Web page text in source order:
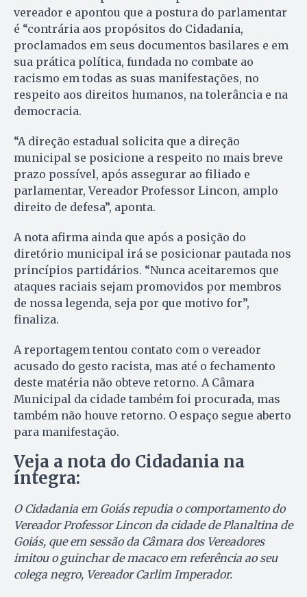
vereador e apontou que a postura do parlamentar
é “contrária aos propósitos do Cidadania,
proclamados em seus documentos basilares e em
sua prática política, fundada no combate ao
racismo em todas as suas manifestações, no
respeito aos direitos humanos, na tolerância e na
democracia.
“A direção estadual solicita que a direção
municipal se posicione a respeito no mais breve
prazo possível, após assegurar ao filiado e
parlamentar, Vereador Professor Lincon, amplo
direito de defesa”, aponta.
A nota afirma ainda que após a posição do
diretório municipal irá se posicionar pautada nos
princípios partidários. “Nunca aceitaremos que
ataques raciais sejam promovidos por membros
de nossa legenda, seja por que motivo for”,
finaliza.
A reportagem tentou contato com o vereador
acusado do gesto racista, mas até o fechamento
deste matéria não obteve retorno. A Câmara
Municipal da cidade também foi procurada, mas
também não houve retorno. O espaço segue aberto
para manifestação.
Veja a nota do Cidadania na
íntegra:
O Cidadania em Goiás repudia o comportamento do
Vereador Professor Lincon da cidade de Planaltina de
Goiás, que em sessão da Câmara dos Vereadores
imitou o guinchar de macaco em referência ao seu
colega negro, Vereador Carlim Imperador.